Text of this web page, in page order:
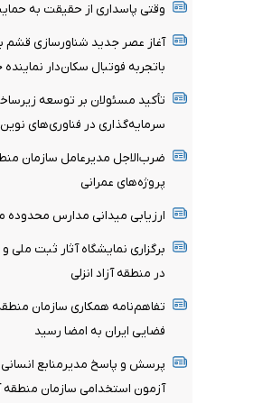
وقتی پاسداری از حقیقت به
آغاز عصر جدید شناورسازی قشم
باتجربه فوتبال سکان‌دار
تأکید مسئولان بر توسعه
سرمایه‌گذاری در فناوری‌های
ضرب‌الاجل مدیرعامل سازمان
پروژه‌های عمرانی
ارزیابی میدانی مدارس محدوده
برگزاری نمایشگاه آثار ثبت ملی
در منطقه آزاد انزلی
تفاهم‌نامه همکاری سازمان
فضایی ایران به امضا رسید
پرسش و پاسخ مدیرمنابع
آزمون استخدامی سازمان